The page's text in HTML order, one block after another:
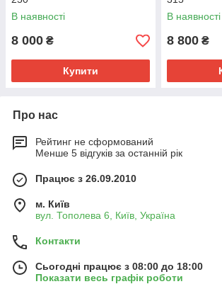
В наявності
8 000 ₴
Купити
В наявності
8 800 ₴
Про нас
Рейтинг не сформований
Менше 5 відгуків за останній рік
Працює з 26.09.2010
м. Київ
вул. Тополева 6, Київ, Україна
Контакти
Сьогодні працює з 08:00 до 18:00
Показати весь графік роботи